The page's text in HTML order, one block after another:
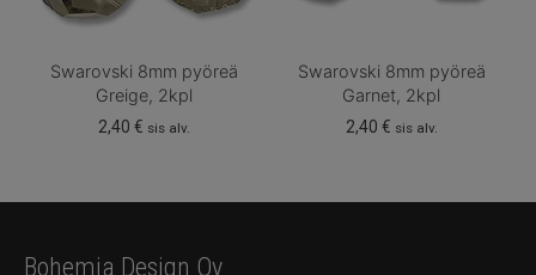
Swarovski 8mm pyöreä
Greige, 2kpl
2,40€ sis alv.
Swarovski 8mm pyöreä
Garnet, 2kpl
2,40 € sis alv.
Bohemia Design Oy